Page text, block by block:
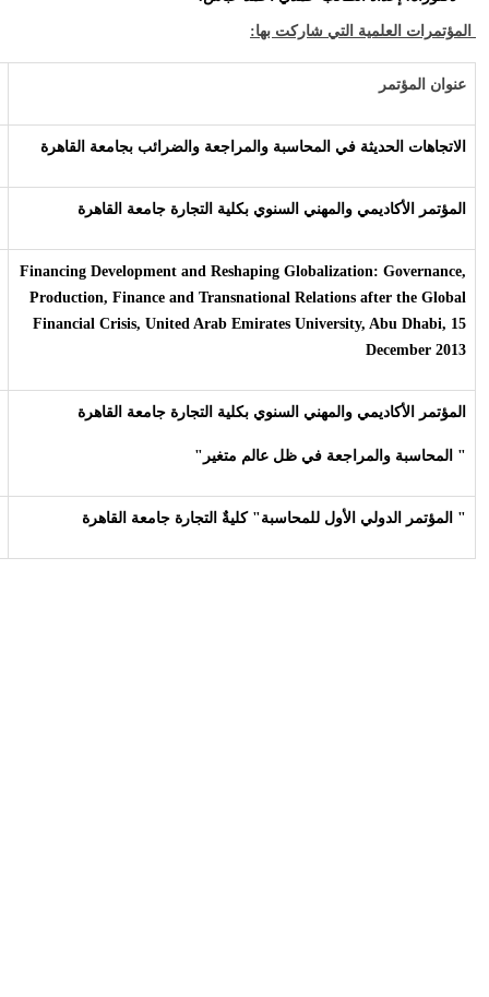
المؤتمرات العلمية التي شاركت بها:
عنوان المؤتمر
الاتجاهات الحديثة في المحاسبة والمراجعة والضرائب بجامعة القاهرة
المؤتمر الأكاديمي والمهني السنوي بكلية التجارة جامعة القاهرة
Financing Development and Reshaping Globalization: Governance,
Production, Finance and Transnational Relations after the Global
Financial Crisis, United Arab Emirates University, Abu Dhabi, 15
December 2013
المؤتمر الأكاديمي والمهني السنوي بكلية التجارة جامعة القاهرة
" المحاسبة والمراجعة في ظل عالم متغير"
" المؤتمر الدولي الأول للمحاسبة" كليةٌ التجارة جامعة القاهرة